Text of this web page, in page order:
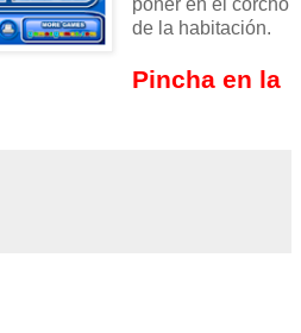
poner en el corcho
de la habitación.
Pincha en la